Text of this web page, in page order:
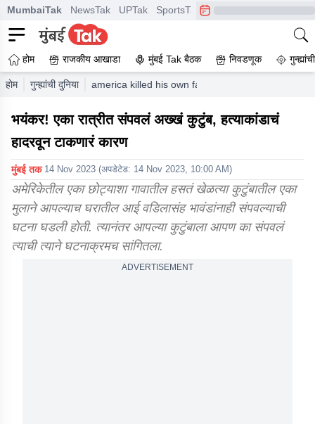
MumbaiTak NewsTak UPTak SportsTak CrimeTak
होम राजकीय आखाडा मुंबई Tak बैठक निवडणूक
होम गुन्ह्यांची दुनिया america killed his own family over a family
भयंकर! एका रात्रीत संपवलं अख्खं कुटुंब, हत्याकांडाचं
हादरवून टाकणारं कारण
मुंबई तक 14 Nov 2023 (अपडेटेड: 14 Nov 2023, 10:00 AM)
अमेरिकेतील एका छोट्याशा गावातील हसतं खेळत्या कुटुंबातील एका
मुलाने आपल्याच घरातील आई वडिलासंह भावंडांनाही संपवल्याची
घटना घडली होती. त्यानंतर आपल्या कुटुंबाला आपण का संपवलं
त्याची त्याने घटनाक्रमच सांगितला.
ADVERTISEMENT